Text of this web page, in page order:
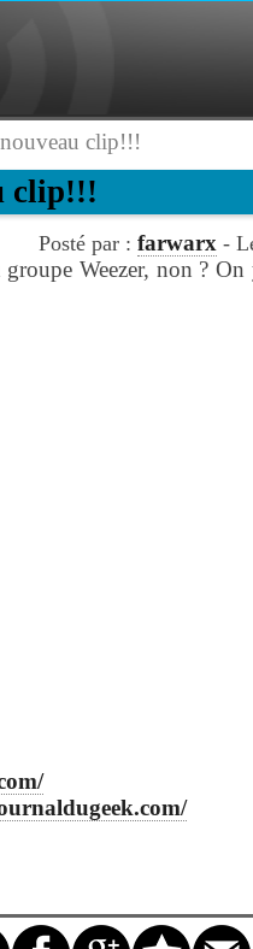
clip!!!
clip!!!
Posté par : farwarx-
Weezer, non ?